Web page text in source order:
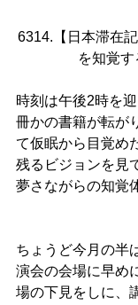
6314.【日本滞在
を知覚
時刻は午後2時を
冊かの書籍が転が
て仮眠から目覚め
残るビジョンを見
夢さながらの知覚
ちょうど今月の半
演会の会場に早め
場の下見をしに、